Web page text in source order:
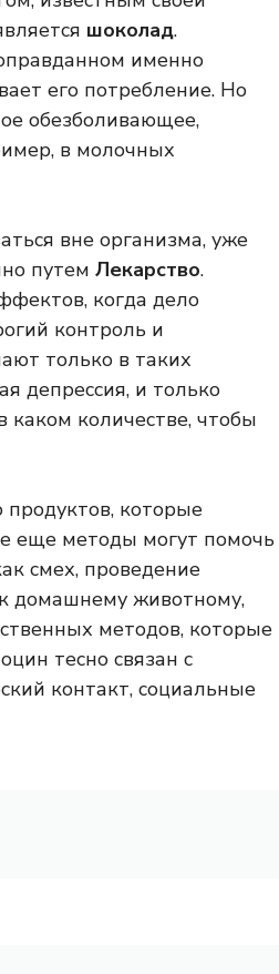
шоколад.
именно
его потребление. Но
обезболивающее,
в молочных
вне организма, уже
путем Лекарство.
когда дело
контроль и
только в таких
депрессия, и только
каком количестве, чтобы
которые
еще методы могут помочь
смех, проведение
домашнему животному,
методов, которые
тесно связан с
контакт, социальные